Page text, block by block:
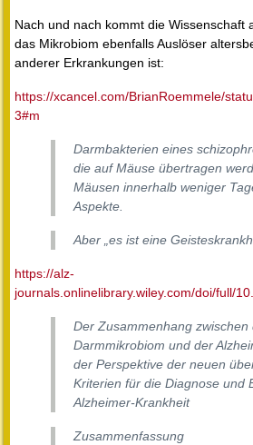
Nach und nach kommt die Wissenschaft
das Mikrobiom ebenfalls Auslöser
anderer Erkrankungen ist:
https://xcancel.com/BrianRoemmele/
3#m
Darmbakterien eines
die auf Mäuse übertragen
Mäusen innerhalb weniger
Aspekte.
Aber „es ist eine
https://alz-
journals.onlinelibrary.wiley.com/doi/full/
Der Zusammenhang zwischen
Darmmikrobiom und der
der Perspektive der neuen
Kriterien für die Diagnose und
Alzheimer-Krankheit
Zusammenfassung